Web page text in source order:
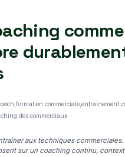
commerciale,entrainement
des commerciaux
aux techniques
sur un coaching continu,